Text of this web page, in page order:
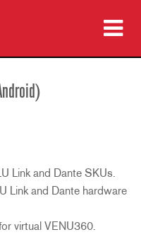
Link and Dante SKUs.
Link and Dante hardware
virtual VENU360.